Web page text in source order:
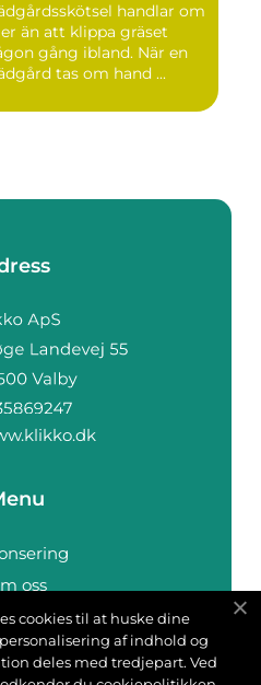
handlar om
än att klippa gräset
gång ibland. När en
tas om hand ...
oss
oss
cookies til at huske dine
af indhold og
deles med tredjepart. Ved